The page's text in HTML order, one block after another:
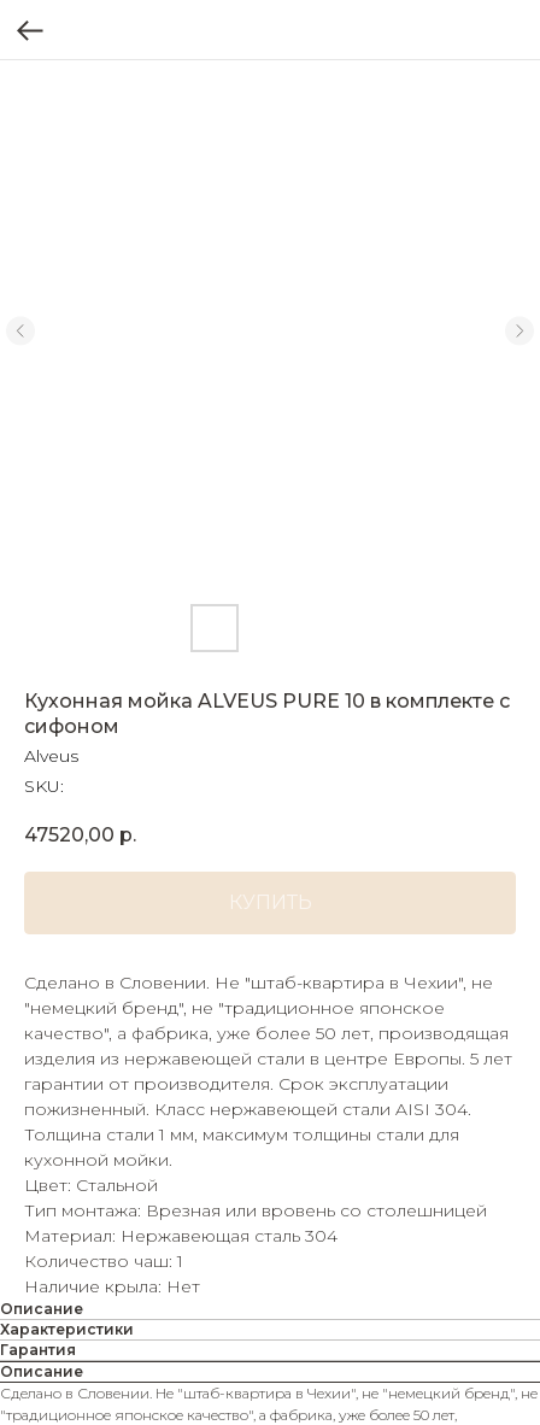
Кухонная мойка ALVEUS PURE 10 в комплекте с
сифоном
Alveus
SKU:
47520,00 р.
КУПИТЬ
Сделано в Словении. Не "штаб-квартира в Чехии", не
"немецкий бренд", не "традиционное японское
качество", а фабрика, уже более 50 лет, производящая
изделия из нержавеющей стали в центре Европы. 5 лет
гарантии от производителя. Срок эксплуатации
пожизненный. Класс нержавеющей стали AISI 304.
Толщина стали 1 мм, максимум толщины стали для
кухонной мойки.
Цвет: Стальной
Тип монтажа: Врезная или вровень со столешницей
Материал: Нержавеющая сталь 304
Количество чаш: 1
Наличие крыла: Нет
Описание
Характеристики
Гарантия
Описание
Сделано в Словении. Не "штаб-квартира в Чехии", не "немецкий бренд", не
"традиционное японское качество", а фабрика, уже более 50 лет,